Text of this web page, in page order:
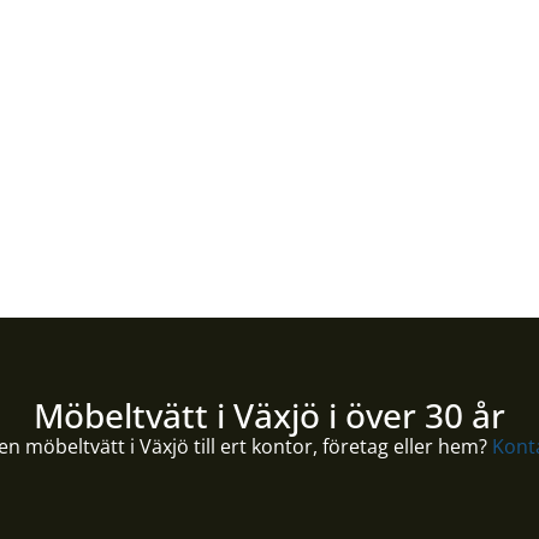
Möbeltvätt i Växjö i över 30 år
möbeltvätt i Växjö till ert kontor, företag eller hem?